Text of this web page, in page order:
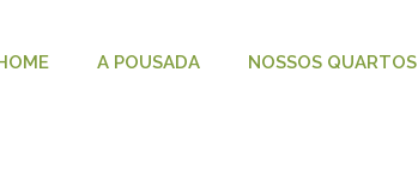
A POUSADA NOSSOS QUARTOS